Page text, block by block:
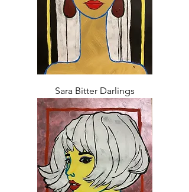
Sara Bitter Darlings